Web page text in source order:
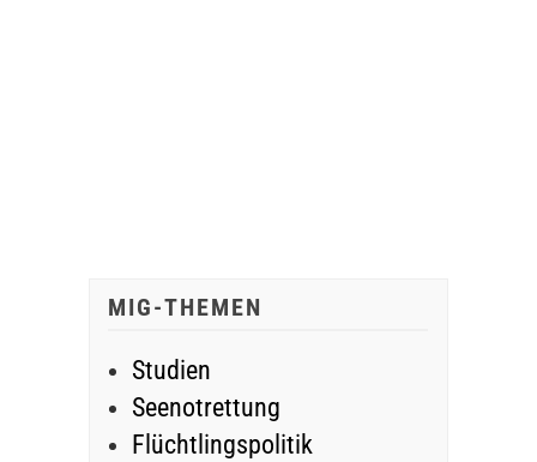
MIG-THEMEN
Studien
Seenotrettung
Flüchtlingspolitik